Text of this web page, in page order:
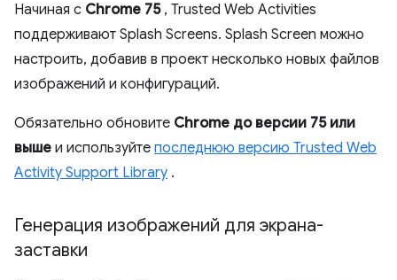
Начиная с Chrome 75, Trusted Web Activities
поддерживают Splash Screens. Splash Screen можно
настроить, добавив в проект несколько новых файлов
изображений и конфигураций.
Обязательно обновите Chrome до версии 75 или
выше и используйте последнюю версию Trusted Web
Activity Support Library .
Генерация изображений для экрана-
заставки